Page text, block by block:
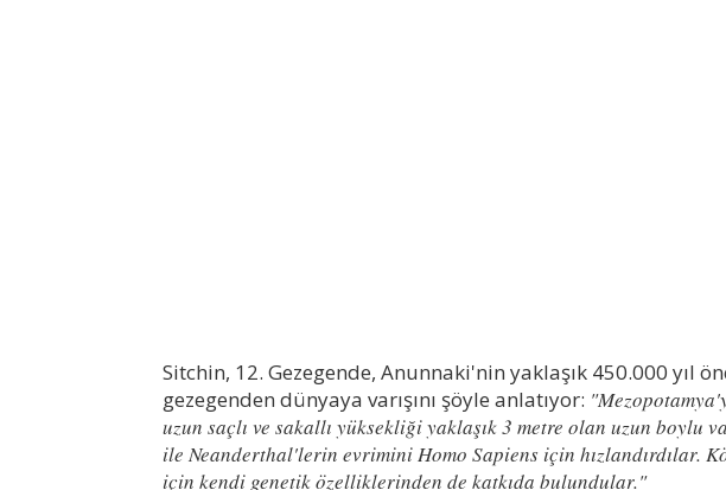
Sitchin, 12. Gezegende, Anunnaki'nin yaklaşık 450.000 yıl
gezegenden dünyaya varışını şöyle anlatıyor:
uzun saçlı ve sakallı yüksekliği yaklaşık 3 metre olan uzun boylu
ile Neanderthal'lerin evrimini Homo Sapiens için hızlandırdılar.
için kendi genetik özelliklerinden de katkıda bulundular."